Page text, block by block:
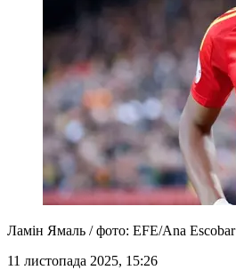
Ламін Ямаль / фото: EFE/Ana Escobar
11 листопада 2025, 15:26